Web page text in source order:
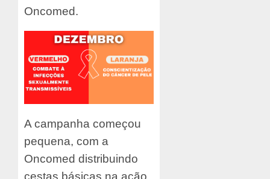
Oncomed.
A campanha começou
pequena, com a
Oncomed distribuindo
cestas básicas na ação